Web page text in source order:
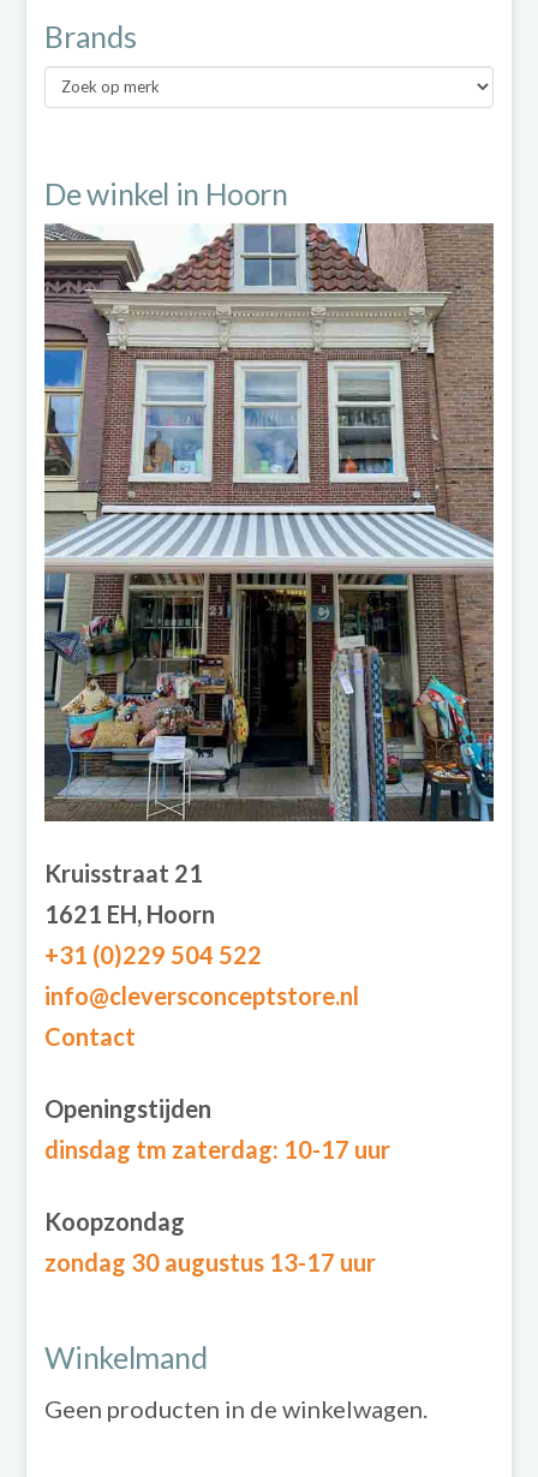
worden
op
de
Brands
Brands
De winkel in Hoorn
Kruisstraat 21
1621 EH, Hoorn
+31 (0)229 504 522
info@cleversconceptstore.nl
Contact
Openingstijden
dinsdag tm zaterdag: 10-17 uur
Koopzondag
zondag 30 augustus 13-17 uur
Winkelmand
Geen producten in de winkelwagen.